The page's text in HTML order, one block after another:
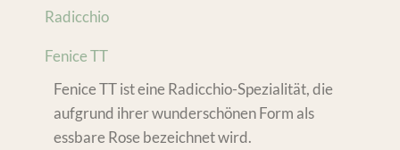
Radicchio
Fenice TT
Fenice TT ist eine Radicchio-Spezialität, die
aufgrund ihrer wunderschönen Form als
essbare Rose bezeichnet wird.